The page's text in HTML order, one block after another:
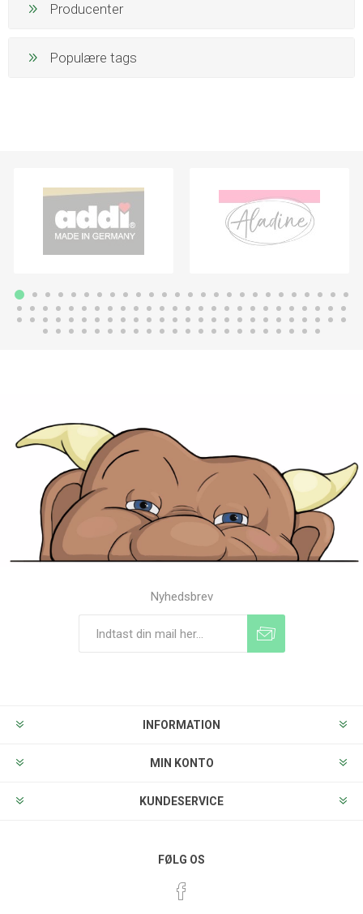
Producenter
Populære tags
Nyhedsbrev
INFORMATION
MIN KONTO
KUNDESERVICE
FØLG OS